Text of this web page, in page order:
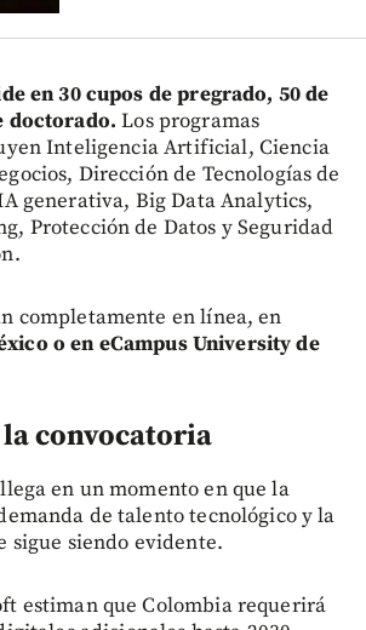
en 30 cupos de pregrado, 50 de
doctorado.Los programas
Inteligencia Artificial, Ciencia
Dirección de Tecnologías de
generativa, Big Data Analytics,
Protección de Datos y Seguridad
completamente en línea, en
o en eCampus University de
convocatoria
en un momento en que la
de talento tecnológico y la
sigue siendo evidente.
estiman que Colombia requerirá